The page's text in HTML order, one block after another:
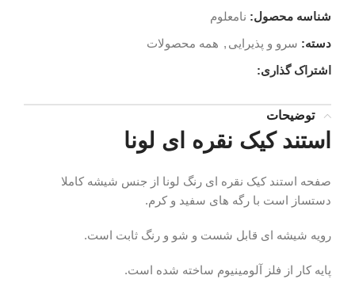
شناسه محصول: نامعلوم
دسته: سرو و پذیرایی , همه محصولات
اشتراک گذاری:
توضیحات
استند کیک نقره ای لونا
صفحه استند کیک نقره ای رنگ لونا از جنس شیشه کاملا
دستساز است با رگه های سفید و کرم.
رویه شیشه ای قابل شست و شو و رنگ ثابت است.
پایه کار از فلز آلومینیوم ساخته شده است.